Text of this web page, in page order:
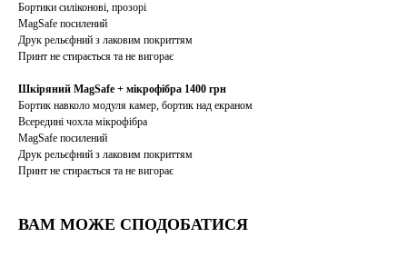
Бортики силіконові, прозорі
MagSafe посилений
Друк рельєфний з лаковим покриттям
Принт не стирається та не вигорає
Шкіряний MagSafe + мікрофібра 1400 грн
Бортик навколо модуля камер, бортик над екраном
Всередині чохла мікрофібра
MagSafe посилений
Друк рельєфний з лаковим покриттям
Принт не стирається та не вигорає
ВАМ МОЖЕ СПОДОБАТИСЯ